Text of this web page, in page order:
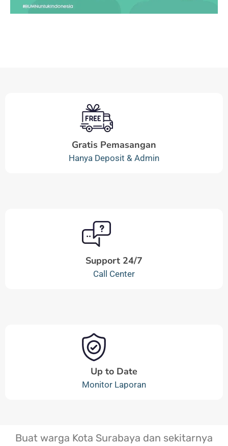
Gratis Pemasangan
Hanya Deposit & Admin
Support 24/7
Call Center
Up to Date
Monitor Laporan
Buat warga Kota Surabaya dan sekitarnya